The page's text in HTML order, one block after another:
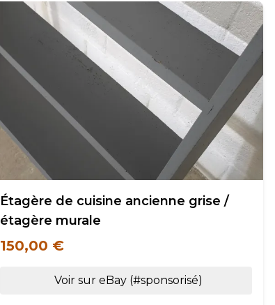
Étagère de cuisine ancienne grise /
étagère murale
150,00 €
Voir sur eBay (#sponsorisé)